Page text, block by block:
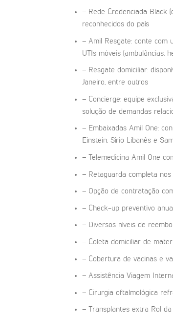
– Rede Credenciada Black
reconhecidos do país
– Amil Resgate: conte com
UTIs móveis (ambulâncias,
– Resgate domiciliar:
Janeiro, entre outros
– Concierge: equipe
solução de demandas
– Embaixadas Amil One:
Einstein, Sírio Libanês e
– Telemedicina Amil One
– Retaguarda completa
– Opção de contratação
– Check-up preventivo anual
– Diversos níveis de
– Coleta domiciliar de
– Cobertura de vacinas e
– Assistência Viagem
– Cirurgia oftalmológica
– Transplantes extra Rol da